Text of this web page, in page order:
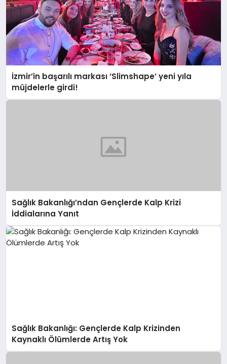
İzmir’in başarılı markası ‘Slimshape’ yeni yıla
müjdelerle girdi!
Sağlık Bakanlığı’ndan Gençlerde Kalp Krizi
İddialarına Yanıt
Sağlık Bakanlığı: Gençlerde Kalp Krizinden
Kaynaklı Ölümlerde Artış Yok